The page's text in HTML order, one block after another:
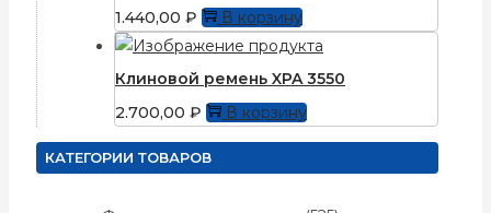
1.440,00 ₽ В корзину
Клиновой ремень XPA 3550
2.700,00 ₽ В корзину
КАТЕГОРИИ ТОВАРОВ